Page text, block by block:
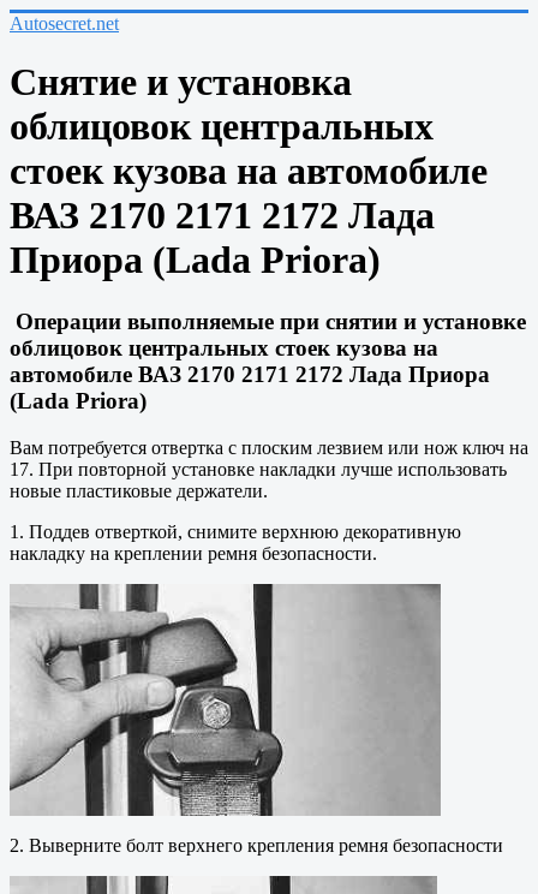
Autosecret.net
Снятие и установка
облицовок центральных
стоек кузова на автомобиле
ВАЗ 2170 2171 2172 Лада
Приора (Lada Priora)
Операции выполняемые при снятии и установке
облицовок центральных стоек кузова на
автомобиле ВАЗ 2170 2171 2172 Лада Приора
(Lada Priora)
Вам потребуется отвертка с плоским лезвием или нож ключ на
17. При повторной установке накладки лучше использовать
новые пластиковые держатели.
1. Поддев отверткой, снимите верхнюю декоративную
накладку на креплении ремня безопасности.
2. Выверните болт верхнего крепления ремня безопасности